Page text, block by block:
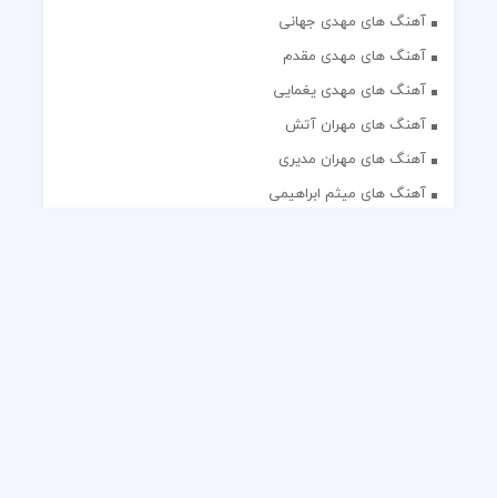
آهنگ های مهدی جهانی
آهنگ های مهدی مقدم
آهنگ های مهدی یغمایی
آهنگ های مهران آتش
آهنگ های مهران مدیری
آهنگ های میثم ابراهیمی